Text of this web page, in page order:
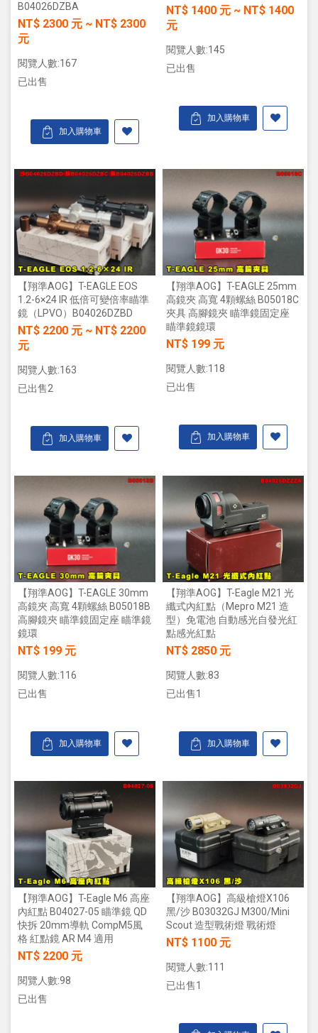
B04026DZBA
NT$ 2300 元 ~ NT$ 2300
元
閱覽人數:167
已出售
加入購物車
NT$ 1400 元 ~ NT$ 1400
元
閱覽人數:145
已出售
加入購物車
【翔準AOG】T-EAGLE EOS
1.2-6×24 IR 低倍可變倍率瞄準
鏡（LPVO）B04026DZBD
NT$ 2200 元 ~ NT$ 2200
元
閱覽人數:163
已出售2
加入購物車
【翔準AOG】T-EAGLE 25mm
高鏡夾 高寬 4顆螺絲 B05018C
夾具 高腳鏡夾 瞄準鏡固定座
瞄準鏡鏡環
NT$ 199 元
閱覽人數:118
已出售
加入購物車
【翔準AOG】T-EAGLE 30mm
高鏡夾 高寬 4顆螺絲 B05018B
高腳鏡夾 瞄準鏡固定座 瞄準鏡
鏡環
NT$ 199 元
閱覽人數:116
已出售
加入購物車
【翔準AOG】T-Eagle M21 光
纖式內紅點（Mepro M21 造
型）免電池 自動感光自發光紅
點感光紅點
NT$ 2850 元
閱覽人數:83
已出售1
加入購物車
【翔準AOG】T-Eagle M6 高座
內紅點 B04027-05 瞄準鏡 QD
快拆 20mm導軌 CompM5風
格 紅點鏡 AR M4 適用
NT$ 2200 元
閱覽人數:98
已出售
【翔準AOG】高級槍燈X106
黑/沙 B03032GJ M300/Mini
Scout 造型戰術燈 戰術燈
NT$ 1100 元
閱覽人數:111
已出售1